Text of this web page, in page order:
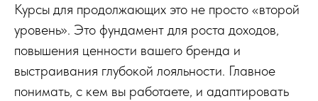
Курсы для продолжающих это не просто «второй
уровень». Это фундамент для роста доходов,
повышения ценности вашего бренда и
выстраивания глубокой лояльности. Главное
понимать, с кем вы работаете, и адаптировать